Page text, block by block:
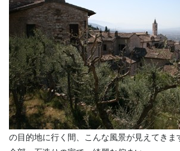
の目的地に行く間、こんな風景が見えてきま